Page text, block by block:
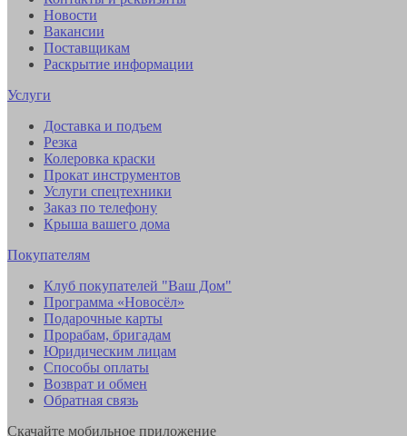
Новости
Вакансии
Поставщикам
Раскрытие информации
Услуги
Доставка и подъем
Резка
Колеровка краски
Прокат инструментов
Услуги спецтехники
Заказ по телефону
Крыша вашего дома
Покупателям
Клуб покупателей "Ваш Дом"
Программа «Новосёл»
Подарочные карты
Прорабам, бригадам
Юридическим лицам
Способы оплаты
Возврат и обмен
Обратная связь
Скачайте мобильное приложение